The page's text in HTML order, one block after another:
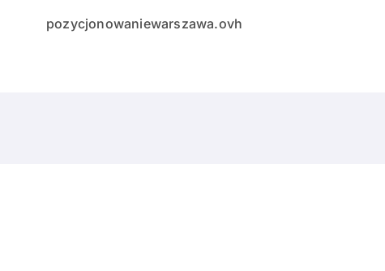
pozycjonowaniewarszawa.ovh